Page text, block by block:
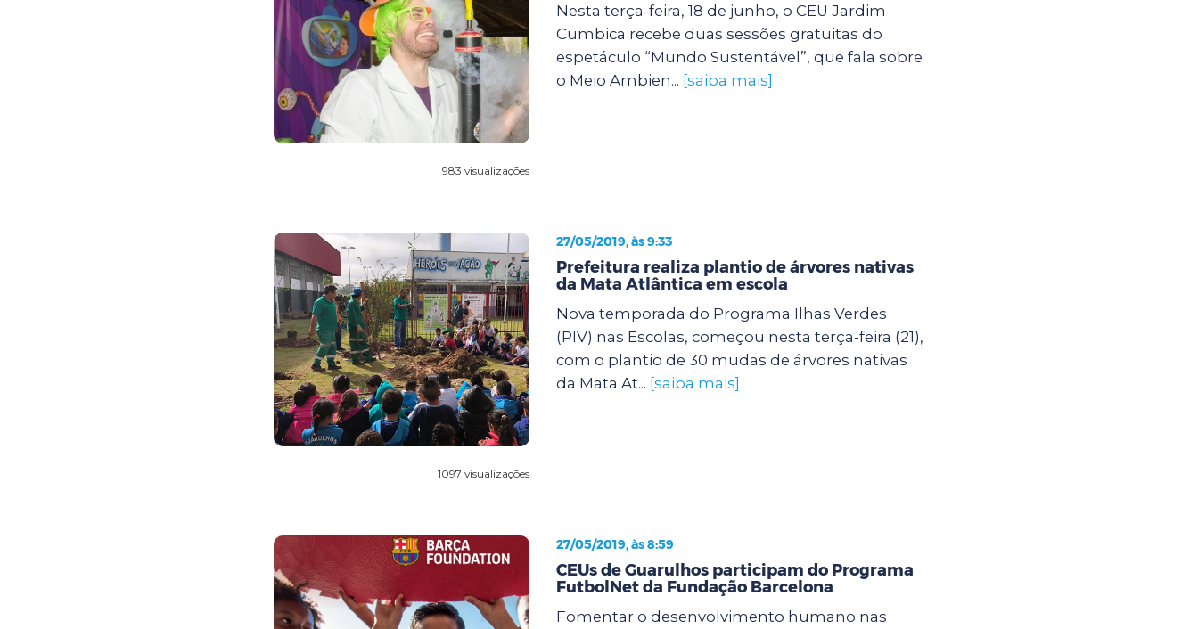
983 visualizações
Nesta terça-feira, 18 de junho, o CEU Jardim
Cumbica recebe duas sessões gratuitas do
espetáculo “Mundo Sustentável”, que fala sobre
o Meio Ambien... [saiba mais]
1097 visualizações
27/05/2019, às 9:33
Prefeitura realiza plantio de árvores nativas
da Mata Atlântica em escola
Nova temporada do Programa Ilhas Verdes
(PIV) nas Escolas, começou nesta terça-feira (21),
com o plantio de 30 mudas de árvores nativas
da Mata At... [saiba mais]
27/05/2019, às 8:59
CEUs de Guarulhos participam do Programa
FutbolNet da Fundação Barcelona
Fomentar o desenvolvimento humano nas